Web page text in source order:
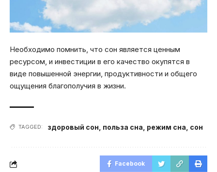
Необходимо помнить, что сон является ценным
ресурсом, и инвестиции в его качество окупятся в
виде повышенной энергии, продуктивности и общего
ощущения благополучия в жизни.
TAGGED: здоровый сон польза сна режим сна сон
Facebook